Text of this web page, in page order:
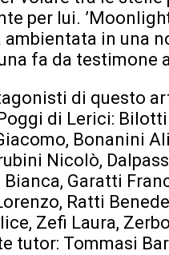
per lui.
in una
fa da testimone
di questo
di Lerici:
Bonanini
Nicolò,
Garatti
Ratti
Zefi Laura,
tutor: Tommasi